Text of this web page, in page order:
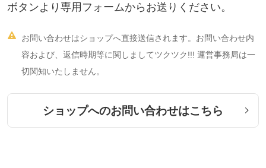
・間違えないように
そんな思いが少しずつ増えていくように感じていま
す。
一方で、子どもたちは「今、これやりたい！」「こ
パステルアートは、その“感じる力”を年齢関係なく
ボタンより専用フォームからお送りください。

お問い合わせはショップへ直接送信されます。お問い合わせ内
容および、返信時期等に関しましてツクツク!!! 運営事務局は一
切関知いたしません。
ショップへのお問い合わせはこちら